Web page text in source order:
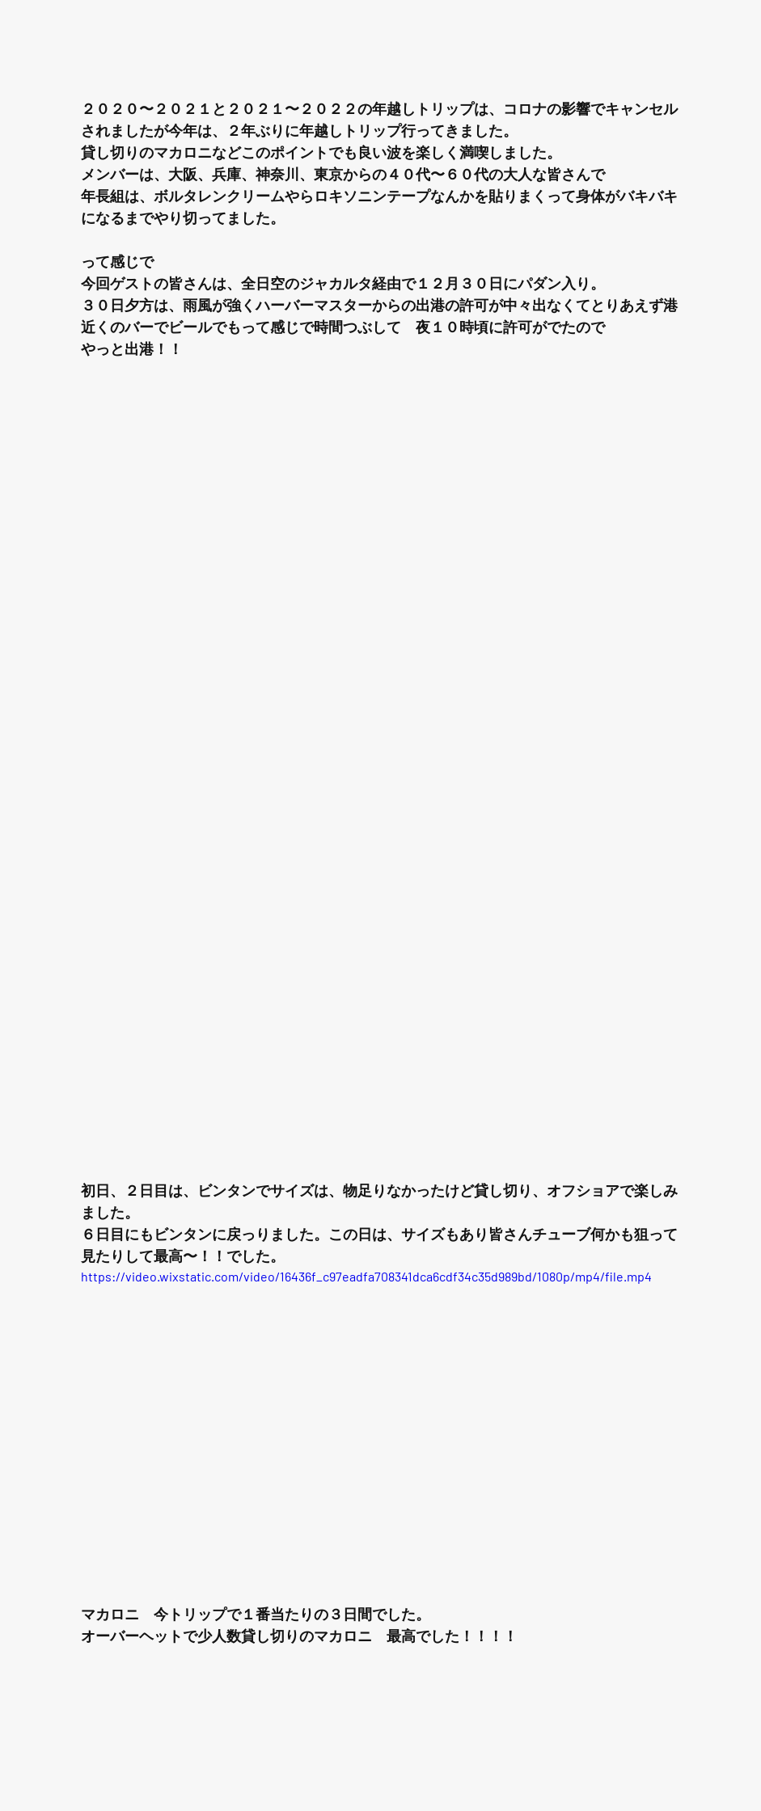
２０２０〜２０２１と２０２１〜２０２２の年越しトリップは、コロナの影響でキャンセル
されましたが今年は、２年ぶりに年越しトリップ行ってきました。
貸し切りのマカロニなどこのポイントでも良い波を楽しく満喫しました。
メンバーは、大阪、兵庫、神奈川、東京からの４０代〜６０代の大人な皆さんで
年長組は、ボルタレンクリームやらロキソニンテープなんかを貼りまくって身体がバキバキ
になるまでやり切ってました。
って感じで
今回ゲストの皆さんは、全日空のジャカルタ経由で１２月３０日にパダン入り。
３０日夕方は、雨風が強くハーバーマスターからの出港の許可が中々出なくてとりあえず港
近くのバーでビールでもって感じで時間つぶして　夜１０時頃に許可がでたので
やっと出港！！
初日、２日目は、ビンタンでサイズは、物足りなかったけど貸し切り、オフショアで楽しみ
ました。
６日目にもビンタンに戻っりました。この日は、サイズもあり皆さんチューブ何かも狙って
見たりして最高〜！！でした。
https://video.wixstatic.com/video/16436f_c97eadfa708341dca6cdf34c35d989bd/1080p/mp4/file.mp4
マカロニ　今トリップで１番当たりの３日間でした。
オーバーヘットで少人数貸し切りのマカロニ　最高でした！！！！